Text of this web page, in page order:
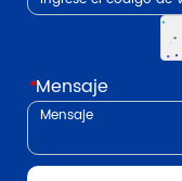
*Mensaje